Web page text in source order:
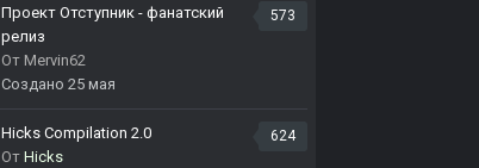
573
Проект Отступник - фанатский
релиз
От Mervin62
Создано 25 мая
624
Hicks Compilation 2.0
От Hicks